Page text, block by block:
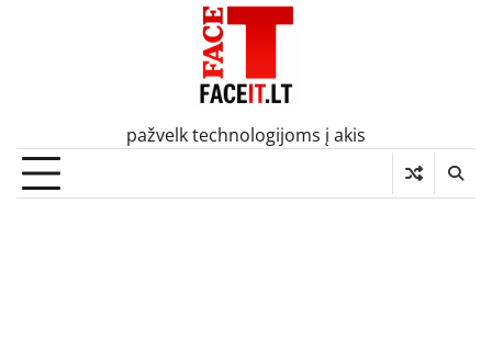
pažvelk technologijoms į akis